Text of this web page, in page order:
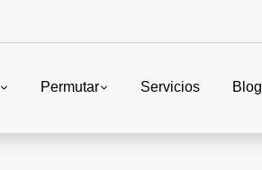
Permutar Servicios Blog